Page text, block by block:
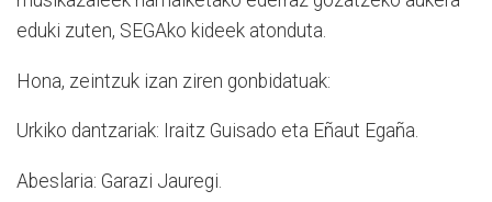
eduki zuten, SEGAko kideek atonduta.
Hona, zeintzuk izan ziren gonbidatuak:
Urkiko dantzariak: Iraitz Guisado eta Eñaut Egaña.
Abeslaria: Garazi Jauregi.